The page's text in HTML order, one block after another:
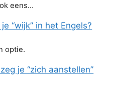
eens…
“wijk” in het Engels?
optie.
je “zich aanstellen”